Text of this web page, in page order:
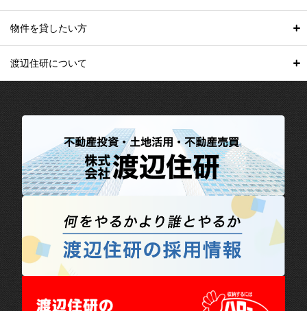
物件を貸したい方
渡辺住研について